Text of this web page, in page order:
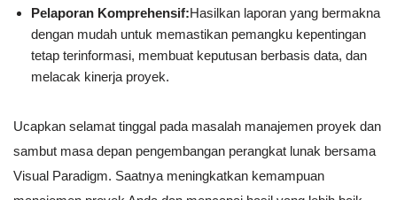
Pelaporan Komprehensif:Hasilkan laporan yang bermakna
dengan mudah untuk memastikan pemangku kepentingan
tetap terinformasi, membuat keputusan berbasis data, dan
melacak kinerja proyek.
Ucapkan selamat tinggal pada masalah manajemen proyek dan
sambut masa depan pengembangan perangkat lunak bersama
Visual Paradigm. Saatnya meningkatkan kemampuan